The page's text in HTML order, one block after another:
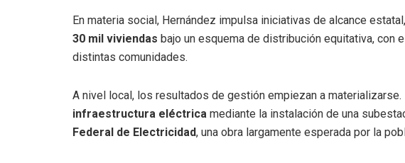
En materia social, Hernández impulsa iniciativas de alcance
30 mil viviendas bajo un esquema de distribución equitativa, con
distintas comunidades.
A nivel local, los resultados de gestión empiezan a materializarse.
infraestructura eléctrica mediante la instalación de una
Federal de Electricidad, una obra largamente esperada por la